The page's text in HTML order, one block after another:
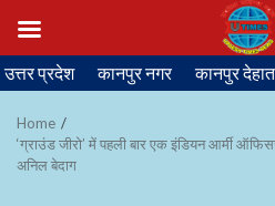
Skip
to
content
उत्तर प्रदेश कानपुर नगर कानपुर देहात
Home
‘ग्राउंड जीरो’ में पहली बार एक इंडियन आर्मी
अनिल बेदाग